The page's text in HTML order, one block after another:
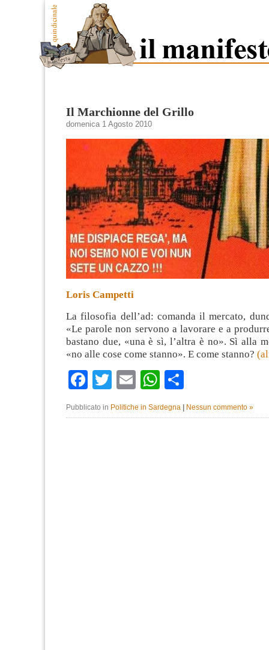
Il Marchionne del Grillo
domenica 1 Agosto 2010
Loris Campetti
La filosofia dell’ad: comanda il mercato,
«Le parole non servono a lavorare e a
bastano due, «una è sì, l’altra è no». Sì alla
«no alle cose come stanno». E come stanno?
Facebook
TwitterEmailWhatsApp
Pubblicato in Politiche in Sardegna Nessun commento »